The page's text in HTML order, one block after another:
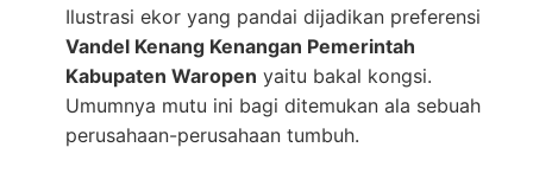
Ilustrasi ekor yang pandai dijadikan preferensi
Vandel Kenang Kenangan Pemerintah
Kabupaten Waropen yaitu bakal kongsi.
Umumnya mutu ini bagi ditemukan ala sebuah
perusahaan-perusahaan tumbuh.